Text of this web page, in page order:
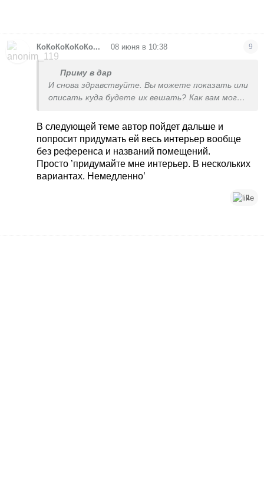
КоКоКоКоКоКо... 08 июня в 10:38 9
Приму в дар
И снова здравствуйте. Вы можете показать или
описать куда будете их вешать? Как вам могут
интерьера
В следующей теме автор пойдет дальше и
попросит придумать ей весь интерьер вообще
без референса и названий помещений.
Просто ’придумайте мне интерьер. В нескольких
вариантах. Немедленно’
1